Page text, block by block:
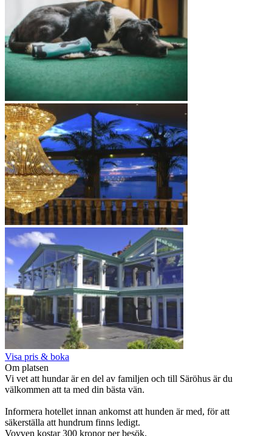
Visa pris & boka
Om platsen
Vi vet att hundar är en del av familjen och till Säröhus är du
välkommen att ta med din bästa vän.
Informera hotellet innan ankomst att hunden är med, för att
säkerställa att hundrum finns ledigt.
Vovven kostar 300 kronor per besök.